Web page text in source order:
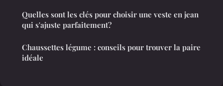
Quelles sont les clés pour choisir une veste en jean
qui s'ajuste parfaitement?
Chaussettes légume : conseils pour trouver la paire
idéale